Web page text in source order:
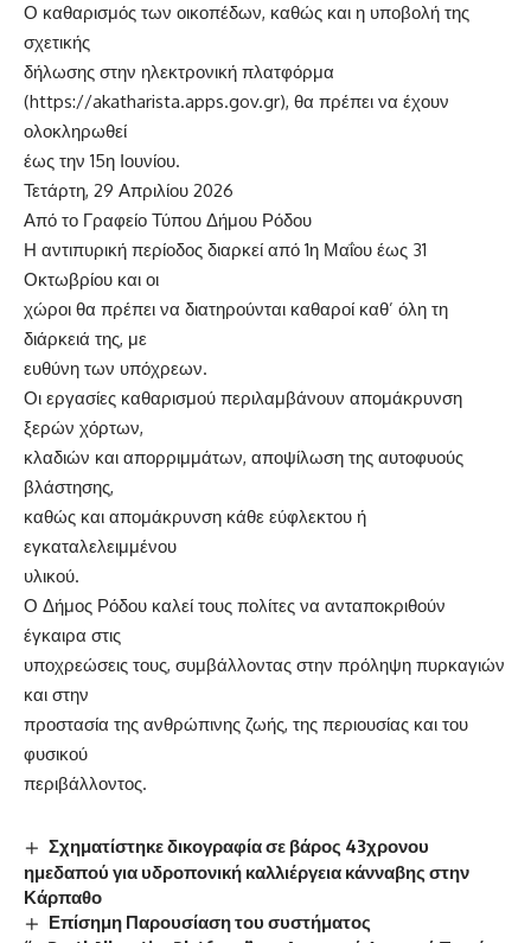
Ο καθαρισμός των οικοπέδων, καθώς και η υποβολή της
σχετικής
δήλωσης στην ηλεκτρονική πλατφόρμα
(https://akatharista.apps.gov.gr), θα πρέπει να έχουν
ολοκληρωθεί
έως την 15η Ιουνίου.
Τετάρτη, 29 Απριλίου 2026
Από το Γραφείο Τύπου Δήμου Ρόδου
Η αντιπυρική περίοδος διαρκεί από 1η Μαΐου έως 31
Οκτωβρίου και οι
χώροι θα πρέπει να διατηρούνται καθαροί καθ’ όλη τη
διάρκειά της, με
ευθύνη των υπόχρεων.
Οι εργασίες καθαρισμού περιλαμβάνουν απομάκρυνση
ξερών χόρτων,
κλαδιών και απορριμμάτων, αποψίλωση της αυτοφυούς
βλάστησης,
καθώς και απομάκρυνση κάθε εύφλεκτου ή
εγκαταλελειμμένου
υλικού.
Ο Δήμος Ρόδου καλεί τους πολίτες να ανταποκριθούν
έγκαιρα στις
υποχρεώσεις τους, συμβάλλοντας στην πρόληψη πυρκαγιών
και στην
προστασία της ανθρώπινης ζωής, της περιουσίας και του
φυσικού
περιβάλλοντος.
Σχηματίστηκε δικογραφία σε βάρος 43χρονου
ημεδαπού για υδροπονική καλλιέργεια κάνναβης στην
Κάρπαθο
Επίσημη Παρουσίαση του συστήματος